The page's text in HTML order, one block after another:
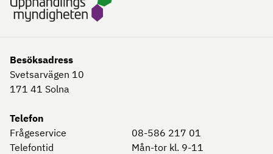
Besöksadress
Svetsarvägen 10
171 41 Solna
Telefon
Frågeservice
08-586 217 01
Telefontid
Mån-tor kl. 9-11